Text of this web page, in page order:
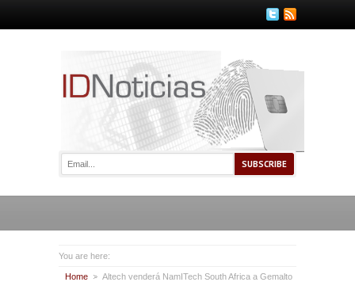
You are here:
Home Altech venderá NamITech South Africa a Gemalto